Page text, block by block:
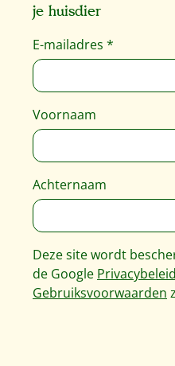
je huisdier
E-mailadres *
Voornaam
Achternaam
Deze site wordt
de Google Privacybeleid
Gebruiksvoorwaarden